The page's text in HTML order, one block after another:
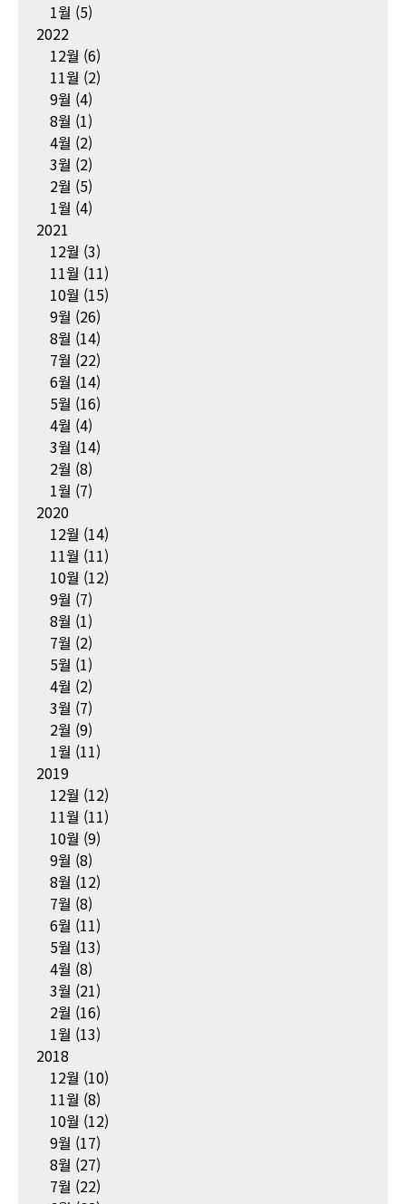
1월 (5)
2022
12월 (6)
11월 (2)
9월 (4)
8월 (1)
4월 (2)
3월 (2)
2월 (5)
1월 (4)
2021
12월 (3)
11월 (11)
10월 (15)
9월 (26)
8월 (14)
7월 (22)
6월 (14)
5월 (16)
4월 (4)
3월 (14)
2월 (8)
1월 (7)
2020
12월 (14)
11월 (11)
10월 (12)
9월 (7)
8월 (1)
7월 (2)
5월 (1)
4월 (2)
3월 (7)
2월 (9)
1월 (11)
2019
12월 (12)
11월 (11)
10월 (9)
9월 (8)
8월 (12)
7월 (8)
6월 (11)
5월 (13)
4월 (8)
3월 (21)
2월 (16)
1월 (13)
2018
12월 (10)
11월 (8)
10월 (12)
9월 (17)
8월 (27)
7월 (22)